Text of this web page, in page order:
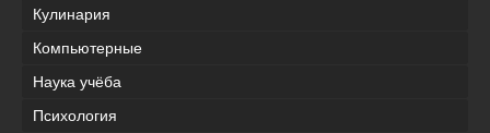
Кулинария
Компьютерные
Наука учёба
Психология